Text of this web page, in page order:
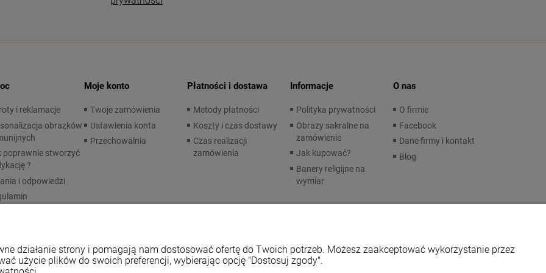
i reklamacje
obrazków
poprawnie stworzyć
?
i odpowiedzi
Moje konto
Twoje zamówienia
Ustawienia konta
Przechowalnia
Płatności i dostawa
Metody płatności
Koszty i czas dostawy
Czas realizacji
zamówienia
Informacje
Polityka prywatności
Obrazy sakralne na
zamówienie
Jak kupować?
Banery religijne na
wymiar
O nas
O firmie
Facebook
Dane firmy i kontakt
Blog
działanie strony i pomagają nam dostosować ofertę do Twoich potrzeb. Możesz zaakceptować wykorzystanie przez
użycie plików do swoich preferencji, wybierając opcję "Dostosuj zgody".